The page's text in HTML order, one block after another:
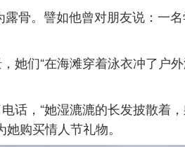
骨。譬如他曾对朋友说：一
她们“在海滩穿着泳衣冲了户
话，“她湿漉漉的长发披散着
购买情人节礼物。